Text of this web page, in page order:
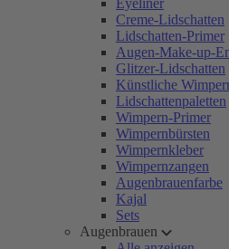
Eyeliner
Creme-Lidschatten
Lidschatten-Primer
Augen-Make-up-
Glitzer-Lidschatten
Künstliche
Lidschattenpaletten
Wimpern-Primer
Wimpernbürsten
Wimpernkleber
Wimpernzangen
Augenbrauenfarbe
Kajal
Sets
Augenbrauen